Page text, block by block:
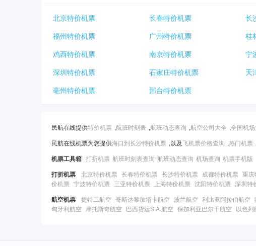
北京特价机票 长春特价机票 长
福州特价机票
广州特价机票 桂
鸡西特价机票
南京特价机票 宁
深圳特价机票
石家庄特价机票 天
亳州特价机票
邢台特价机票
民航在线提供特价机票 ,航班时刻表 ,航班动态查询 ,航空公司大全 ,全国机
民航在线机票为您提供海口到长沙特价机票 ,以及飞机票价格查询 ,热门机票
机票工具箱 打折机票 航班时刻表查询 航班动态查询 机场查询 机票手机版
打折机票 北京特价机票 长春特价机票 长沙特价机票 成都特价机票 重庆
价机票 宁波特价机票 三亚特价机票 上海特价机票 沈阳特价机票 深圳特
航空机票 捷特二航空 哥斯达黎加塔卡航空 波兰航空 利比亚阿拉伯航空
匈牙利航空 摩托斯奇航空 巴西货运S.A.航空 保加利亚巴尔干航空 以色列